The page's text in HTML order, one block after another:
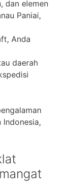
dan elemen
Paniai,
Anda
daerah